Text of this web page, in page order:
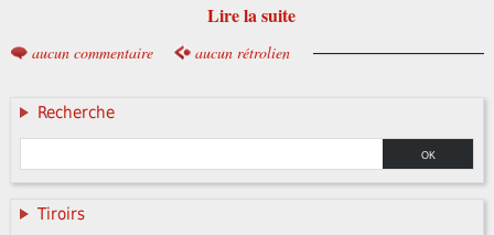
Lire la suite
aucun commentaire aucun rétrolien
Recherche
Tiroirs